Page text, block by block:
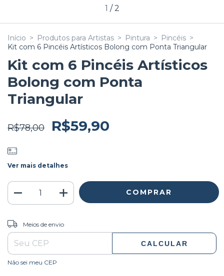
1 /2
Início > Produtos para Artistas > Pintura > Pincéis >
Kit com 6 Pincéis Artísticos Bolong com Ponta Triangular
Kit com 6 Pincéis Artísticos
Bolong com Ponta
Triangular
R$78,00 R$59,90
Ver mais detalhes
Entregas para o CEP:
Meios de envio
CALCULAR
Não sei meu CEP